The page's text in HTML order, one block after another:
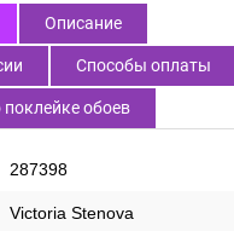
Описание
Способы оплаты
обоев
287398
Victoria Stenova